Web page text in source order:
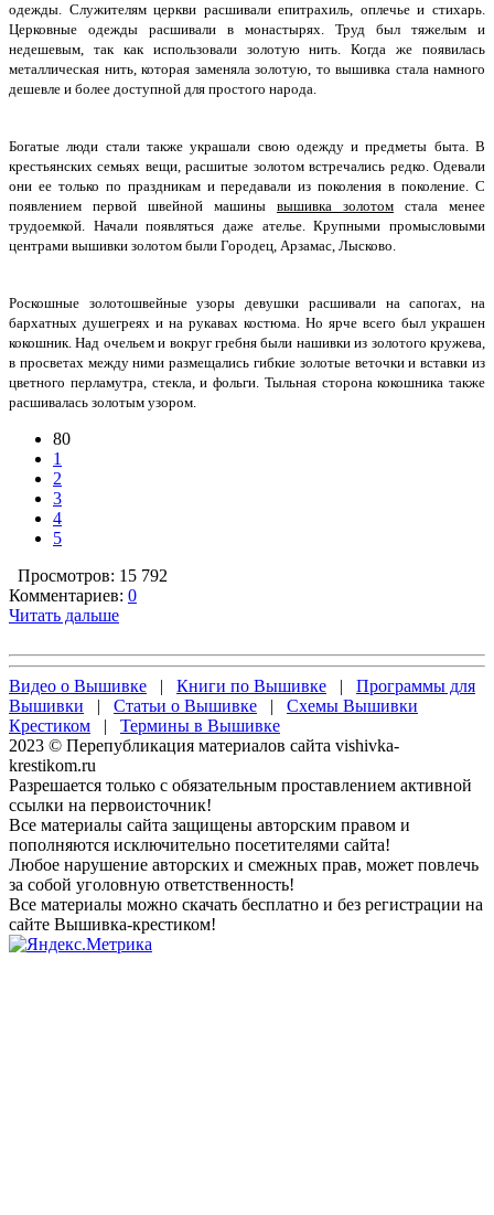
одежды. Служителям церкви расшивали епитрахиль, оплечье и стихарь.
Церковные одежды расшивали в монастырях. Труд был тяжелым и
недешевым, так как использовали золотую нить. Когда же появилась
металлическая нить, которая заменяла золотую, то вышивка стала намного
дешевле и более доступной для простого народа.
Богатые люди стали также украшали свою одежду и предметы быта. В
крестьянских семьях вещи, расшитые золотом встречались редко. Одевали
они ее только по праздникам и передавали из поколения в поколение. С
появлением первой швейной машины вышивка золотом стала менее
трудоемкой. Начали появляться даже ателье. Крупными промысловыми
центрами вышивки золотом были Городец, Арзамас, Лысково.
Роскошные золотошвейные узоры девушки расшивали на сапогах, на
бархатных душегреях и на рукавах костюма. Но ярче всего был украшен
кокошник. Над очельем и вокруг гребня были нашивки из золотого кружева,
в просветах между ними размещались гибкие золотые веточки и вставки из
цветного перламутра, стекла, и фольги. Тыльная сторона кокошника также
расшивалась золотым узором.
80
1
2
3
4
5
Просмотров: 15 792
Комментариев: 0
Читать дальше
Видео о Вышивке | Книги по Вышивке | Программы для
Вышивки | Статьи о Вышивке | Схемы Вышивки
Крестиком | Термины в Вышивке
2023 © Перепубликация материалов сайта vishivka-
krestikom.ru
Разрешается только с обязательным проставлением активной
ссылки на первоисточник!
Все материалы сайта защищены авторским правом и
пополняются исключительно посетителями сайта!
Любое нарушение авторских и смежных прав, может повлечь
за собой уголовную ответственность!
Все материалы можно скачать бесплатно и без регистрации на
сайте Вышивка-крестиком!